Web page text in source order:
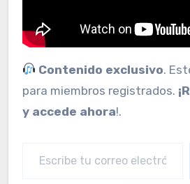
Contenido exclusivo.
para miembros registrados.
y accede ahora!.